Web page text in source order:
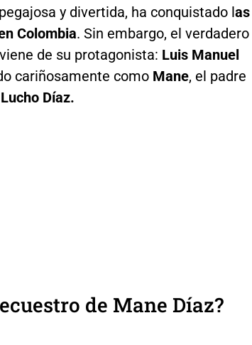
y divertida, ha conquistado las
Colombia. Sin embargo, el verdadero
de su protagonista: Luis Manuel
cariñosamente como Mane, el padre
Díaz.
de Mane Díaz?